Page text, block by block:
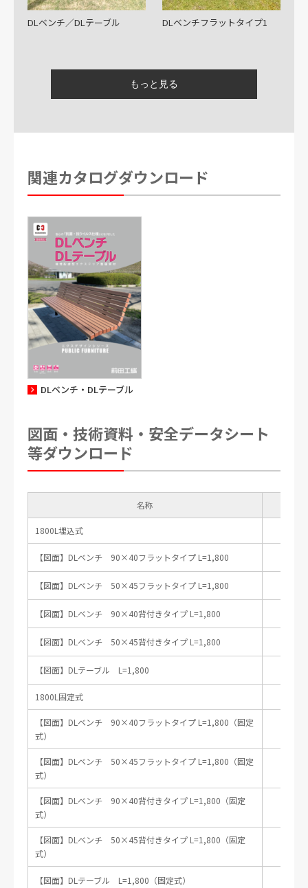
DLベンチ／DLテーブル DLベンチフラットタイプ1
DLベンチ背付きタイプ3
DLベンチ背付きタイプ5
DLベンチフラットタイプ3
関連カタログダウンロード
DLベンチ・DLテーブル
図面・技術資料・安全データシート
等ダウンロード
名称
1800L埋込式
【図面】DLベンチ 90×40フラットタイプ L=1,800
【図面】DLベンチ 50×45フラットタイプ L=1,800
【図面】DLベンチ 90×40背付きタイプ L=1,800
【図面】DLベンチ 50×45背付きタイプ L=1,800
【図面】DLテーブル L=1,800
1800L固定式
【図面】DLベンチ 90×40フラットタイプ L=1,800（固定
式）
【図面】DLベンチ 50×45フラットタイプ L=1,800（固定
式）
【図面】DLベンチ 90×40背付きタイプ L=1,800（固定
式）
【図面】DLベンチ 50×45背付きタイプ L=1,800（固定
式）
【図面】DLテーブル L=1,800（固定式）